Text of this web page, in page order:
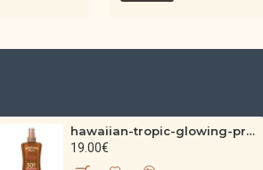
hawaiian-tropic-glowing-protection-clear-sun-spray-spf-30-200ml
19.00€